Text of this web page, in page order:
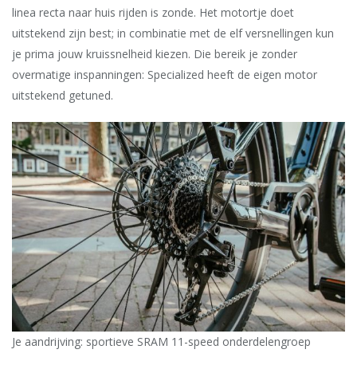
linea recta naar huis rijden is zonde. Het motortje doet
uitstekend zijn best; in combinatie met de elf versnellingen kun
je prima jouw kruissnelheid kiezen. Die bereik je zonder
overmatige inspanningen: Specialized heeft de eigen motor
uitstekend getuned.
Je aandrijving: sportieve SRAM 11-speed onderdelengroep